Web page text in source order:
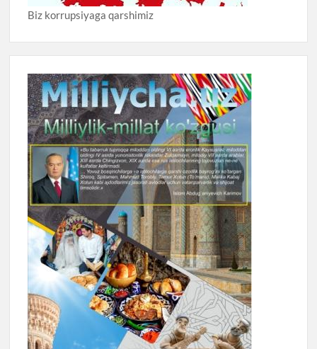
Biz korrupsiyaga qarshimiz